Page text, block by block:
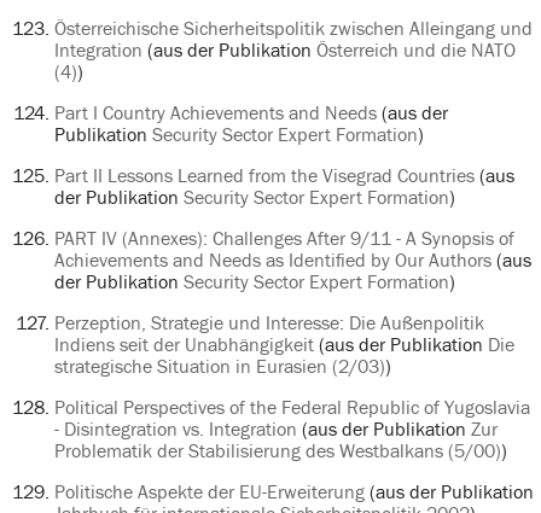
Österreichische Sicherheitspolitik zwischen Alleingang und
Integration (aus der Publikation Österreich und die NATO
(4))
Part I Country Achievements and Needs(aus der
Publikation Security Sector Expert Formation)
Part II Lessons Learned from the Visegrad Countries(aus
der Publikation Security Sector Expert Formation)
PART IV (Annexes): Challenges After 9/11 - A Synopsis of
Achievements and Needs as Identified by Our Authors(aus
der Publikation Security Sector Expert Formation)
Perzeption, Strategie und Interesse: Die Außenpolitik
Indiens seit der Unabhängigkeit(aus der Publikation Die
strategische Situation in Eurasien (2/03))
Political Perspectives of the Federal Republic of Yugoslavia
- Disintegration vs. Integration (aus der Publikation Zur
Problematik der Stabilisierung des Westbalkans (5/00))
Politische Aspekte der EU-Erweiterung(aus der Publikation